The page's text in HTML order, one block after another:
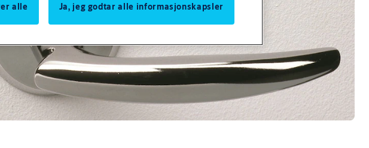
alle Ja, jeg godtar alle informasjonskapsler